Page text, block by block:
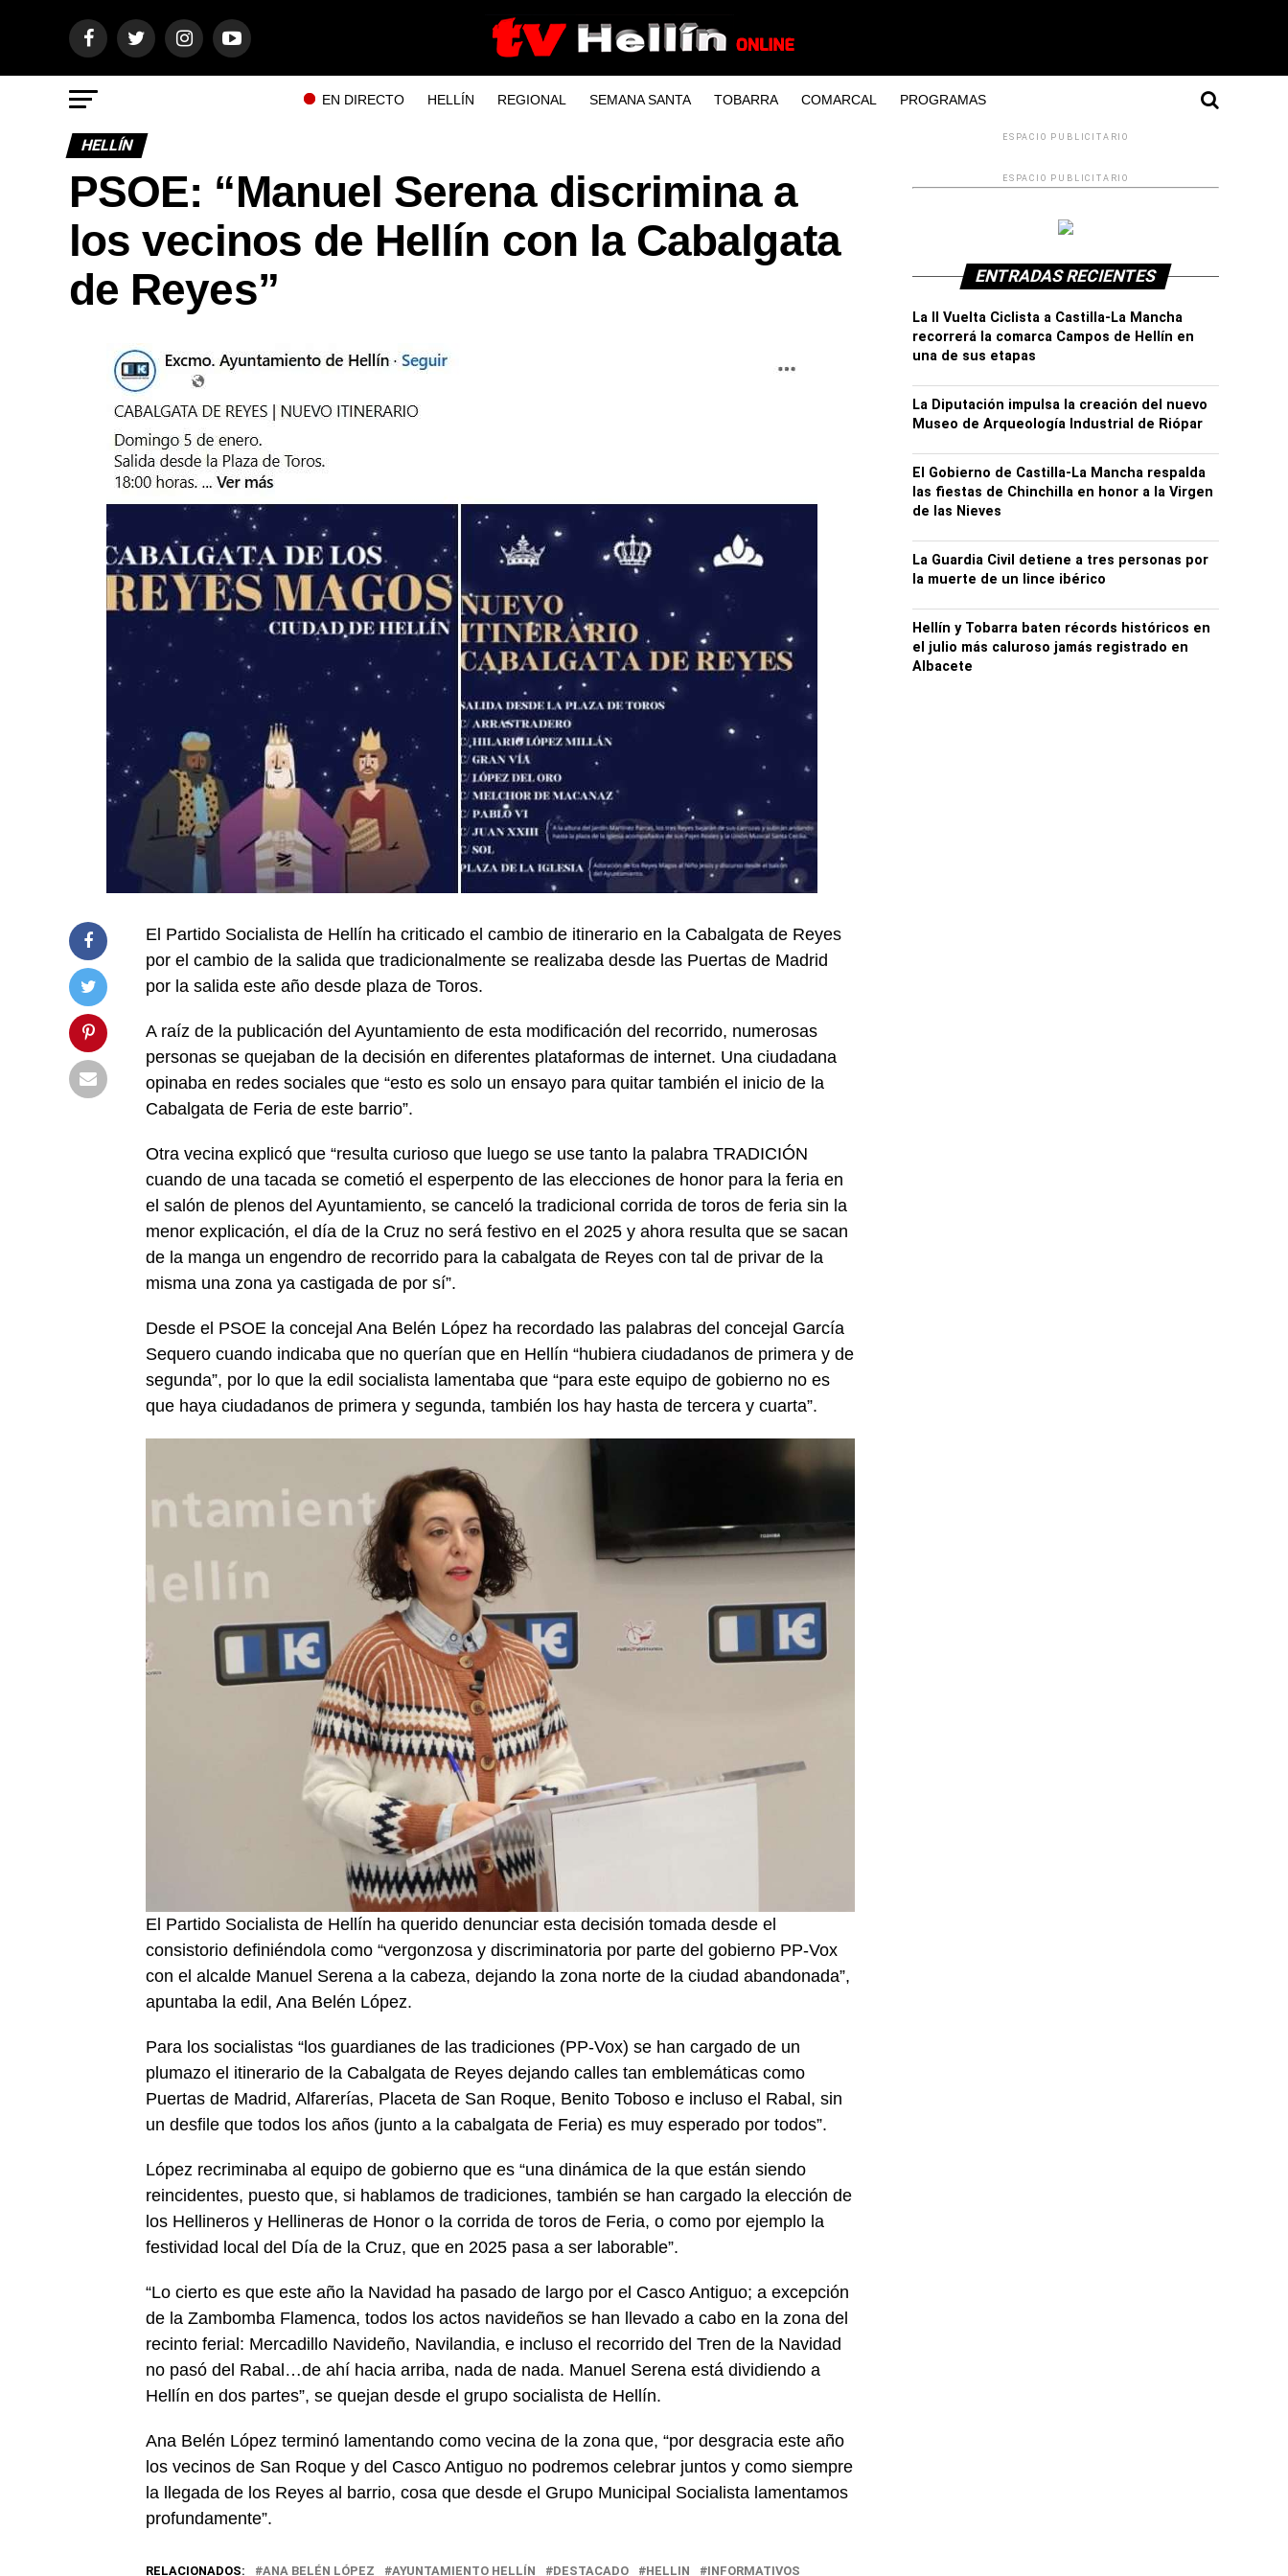
EN DIRECTO HELLÍN REGIONAL SEMANA SANTA TOBARRA COMARCAL PROGRAMAS
HELLÍN
PSOE: “Manuel Serena discrimina a
los vecinos de Hellín con la Cabalgata
de Reyes”
El Partido Socialista de Hellín ha criticado el cambio de itinerario en la Cabalgata de Reyes
por el cambio de la salida que tradicionalmente se realizaba desde las Puertas de Madrid
por la salida este año desde plaza de Toros.
A raíz de la publicación del Ayuntamiento de esta modificación del recorrido, numerosas
personas se quejaban de la decisión en diferentes plataformas de internet. Una ciudadana
opinaba en redes sociales que “esto es solo un ensayo para quitar también el inicio de la
Cabalgata de Feria de este barrio”.
Otra vecina explicó que “resulta curioso que luego se use tanto la palabra TRADICIÓN
cuando de una tacada se cometió el esperpento de las elecciones de honor para la feria en
el salón de plenos del Ayuntamiento, se canceló la tradicional corrida de toros de feria sin la
menor explicación, el día de la Cruz no será festivo en el 2025 y ahora resulta que se sacan
de la manga un engendro de recorrido para la cabalgata de Reyes con tal de privar de la
misma una zona ya castigada de por sí”.
Desde el PSOE la concejal Ana Belén López ha recordado las palabras del concejal García
Sequero cuando indicaba que no querían que en Hellín “hubiera ciudadanos de primera y de
segunda”, por lo que la edil socialista lamentaba que “para este equipo de gobierno no es
que haya ciudadanos de primera y segunda, también los hay hasta de tercera y cuarta”.
El Partido Socialista de Hellín ha querido denunciar esta decisión tomada desde el
consistorio definiéndola como “vergonzosa y discriminatoria por parte del gobierno PP-Vox
con el alcalde Manuel Serena a la cabeza, dejando la zona norte de la ciudad abandonada”,
apuntaba la edil, Ana Belén López.
Para los socialistas “los guardianes de las tradiciones (PP-Vox) se han cargado de un
plumazo el itinerario de la Cabalgata de Reyes dejando calles tan emblemáticas como
Puertas de Madrid, Alfarerías, Placeta de San Roque, Benito Toboso e incluso el Rabal, sin
un desfile que todos los años (junto a la cabalgata de Feria) es muy esperado por todos”.
López recriminaba al equipo de gobierno que es “una dinámica de la que están siendo
reincidentes, puesto que, si hablamos de tradiciones, también se han cargado la elección de
los Hellineros y Hellineras de Honor o la corrida de toros de Feria, o como por ejemplo la
festividad local del Día de la Cruz, que en 2025 pasa a ser laborable”.
“Lo cierto es que este año la Navidad ha pasado de largo por el Casco Antiguo; a excepción
de la Zambomba Flamenca, todos los actos navideños se han llevado a cabo en la zona del
recinto ferial: Mercadillo Navideño, Navilandia, e incluso el recorrido del Tren de la Navidad
no pasó del Rabal…de ahí hacia arriba, nada de nada. Manuel Serena está dividiendo a
Hellín en dos partes”, se quejan desde el grupo socialista de Hellín.
Ana Belén López terminó lamentando como vecina de la zona que, “por desgracia este año
los vecinos de San Roque y del Casco Antiguo no podremos celebrar juntos y como siempre
la llegada de los Reyes al barrio, cosa que desde el Grupo Municipal Socialista lamentamos
profundamente”.
RELACIONADOS: ANA BELÉN LÓPEZ AYUNTAMIENTO HELLÍN DESTACADO HELLIN INFORMATIVOS
ESPACIO PUBLICITARIO
ESPACIO PUBLICITARIO
ENTRADAS RECIENTES
La II Vuelta Ciclista a Castilla-La Mancha
recorrerá la comarca Campos de Hellín en
una de sus etapas
La Diputación impulsa la creación del nuevo
Museo de Arqueología Industrial de Riópar
El Gobierno de Castilla-La Mancha respalda
las fiestas de Chinchilla en honor a la Virgen
de las Nieves
La Guardia Civil detiene a tres personas por
la muerte de un lince ibérico
Hellín y Tobarra baten récords históricos en
el julio más caluroso jamás registrado en
Albacete